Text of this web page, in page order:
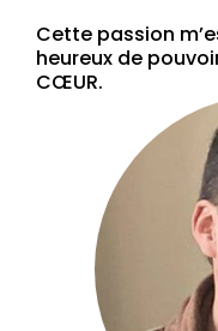
Cette passion
heureux de
CŒUR.